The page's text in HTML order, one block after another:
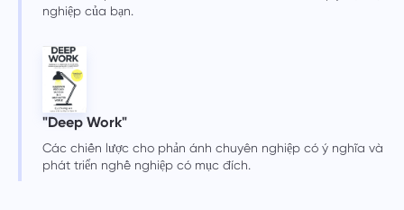
nghiệp của bạn.
"Deep Work"
Các chiến lược cho phản ánh chuyên nghiệp có ý nghĩa và
phát triển nghề nghiệp có mục đích.